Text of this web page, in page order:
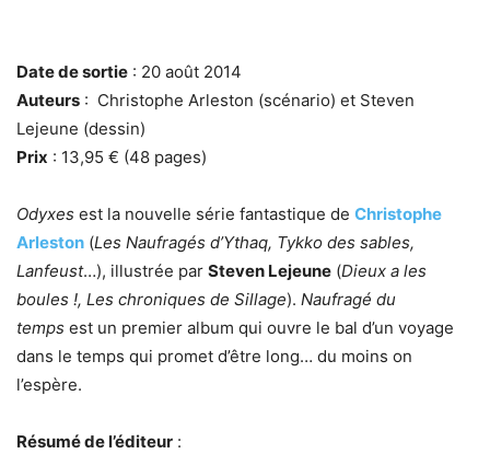
Date de sortie : 20 août 2014
Auteurs : Christophe Arleston (scénario) et Steven
Lejeune (dessin)
Prix : 13,95 € (48 pages)
Odyxes est la nouvelle série fantastique de Christophe
Arleston (Les Naufragés d’Ythaq, Tykko des sables,
Lanfeust…), illustrée par Steven Lejeune (Dieux a les
boules !, Les chroniques de Sillage). Naufragé du
temps est un premier album qui ouvre le bal d’un voyage
dans le temps qui promet d’être long… du moins on
l’espère.
Résumé de l’éditeur :